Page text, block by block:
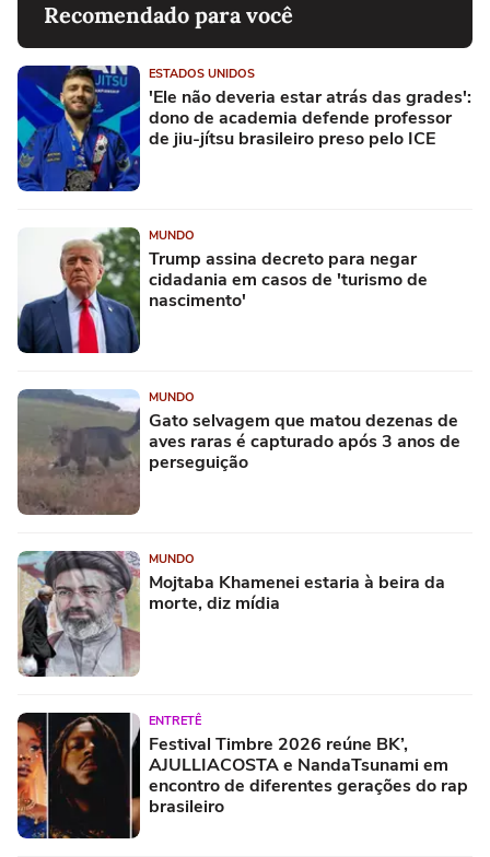
Recomendado para você
ESTADOS UNIDOS
'Ele não deveria estar atrás das grades':
dono de academia defende professor
de jiu-jítsu brasileiro preso pelo ICE
MUNDO
Trump assina decreto para negar
cidadania em casos de 'turismo de
nascimento'
MUNDO
Gato selvagem que matou dezenas de
aves raras é capturado após 3 anos de
perseguição
MUNDO
Mojtaba Khamenei estaria à beira da
morte, diz mídia
ENTRETÊ
Festival Timbre 2026 reúne BK’,
AJULLIACOSTA e NandaTsunami em
encontro de diferentes gerações do rap
brasileiro